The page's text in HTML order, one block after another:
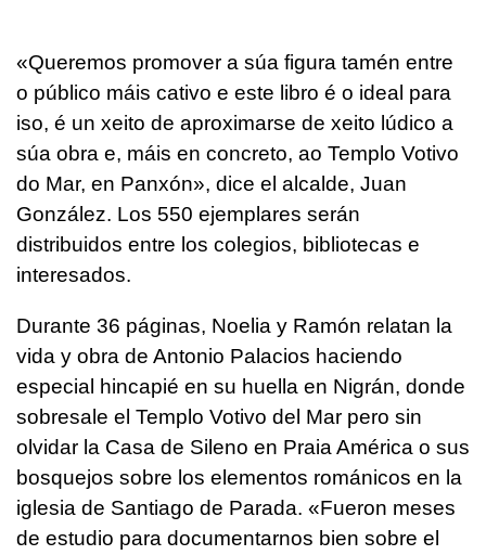
«Queremos promover a súa figura tamén entre
o público máis cativo e este libro é o ideal para
iso, é un xeito de aproximarse de xeito lúdico a
súa obra e, máis en concreto, ao Templo Votivo
do Mar, en Panxón», dice el alcalde, Juan
González. Los 550 ejemplares serán
distribuidos entre los colegios, bibliotecas e
interesados.
Durante 36 páginas, Noelia y Ramón relatan la
vida y obra de Antonio Palacios haciendo
especial hincapié en su huella en Nigrán, donde
sobresale el Templo Votivo del Mar pero sin
olvidar la Casa de Sileno en Praia América o sus
bosquejos sobre los elementos románicos en la
iglesia de Santiago de Parada. «Fueron meses
de estudio para documentarnos bien sobre el